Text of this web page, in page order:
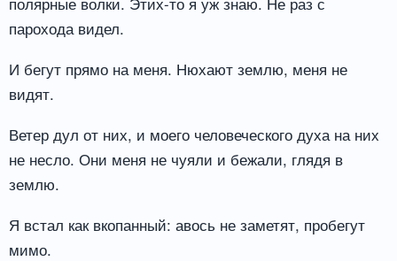
парохода видел.
И бегут прямо на меня. Нюхают землю, меня не
видят.
Ветер дул от них, и моего человеческого духа на них
не несло. Они меня не чуяли и бежали, глядя в
землю.
Я встал как вкопанный: авось не заметят, пробегут
мимо.